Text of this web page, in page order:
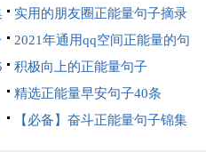
句子69句
实用的朋友圈正能量句子摘录
69条
2021年通用qq空间正能量的句
子汇总77条
积极向上的正能量句子
精选正能量早安句子40条
【必备】奋斗正能量句子锦集